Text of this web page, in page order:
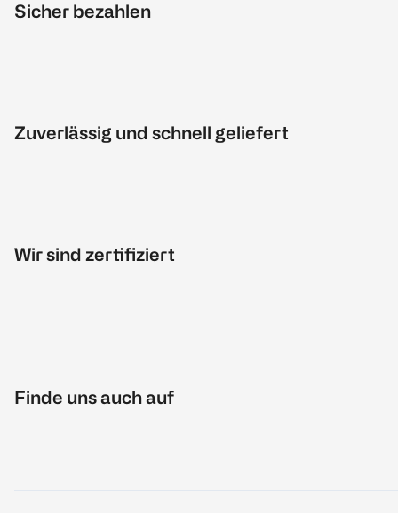
Sicher bezahlen
Zuverlässig und schnell geliefert
Wir sind zertifiziert
Finde uns auch auf